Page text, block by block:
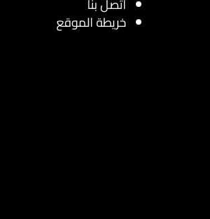
خريطة الموقع